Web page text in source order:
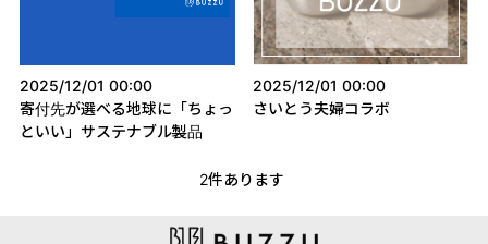
2025/12/01 00:00
寄付先が選べる地球に「ちょっ
といい」サステナブル製品
2025/12/01 00:00
さいとう夫婦コラボ
2件あります